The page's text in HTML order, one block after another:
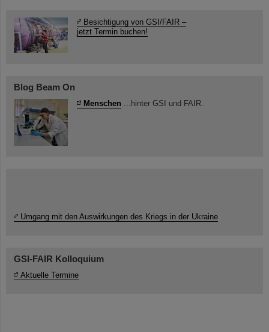
Besichtigung von GSI/FAIR –
jetzt Termin buchen!
Blog Beam On
Menschen ...hinter GSI und FAIR.
Umgang mit den Auswirkungen des Kriegs in der Ukraine
GSI-FAIR Kolloquium
Aktuelle Termine